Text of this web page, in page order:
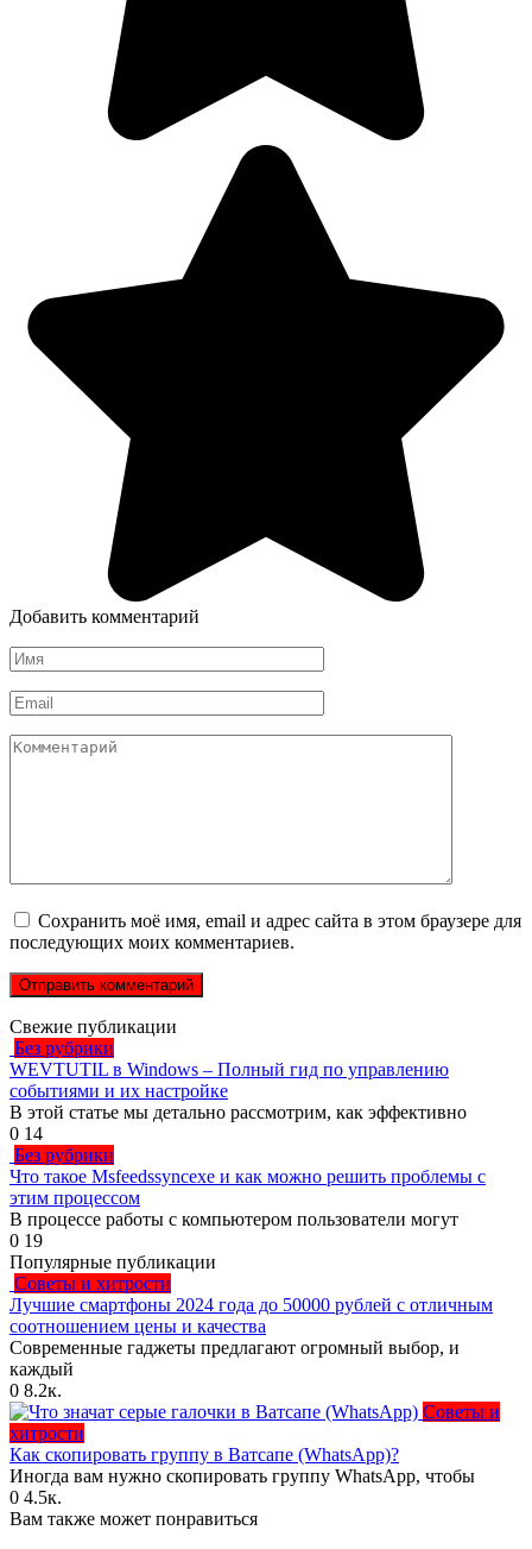
Добавить комментарий
Имя
*
Email
*
Комментарий
Сохранить моё имя, email и адрес сайта в этом браузере для
последующих моих комментариев.
Свежие публикации
Без рубрики
WEVTUTIL в Windows – Полный гид по управлению
событиями и их настройке
В этой статье мы детально рассмотрим, как эффективно
0 14
Без рубрики
Что такое Msfeedssyncexe и как можно решить проблемы с
этим процессом
В процессе работы с компьютером пользователи могут
0 19
Популярные публикации
Советы и хитрости
Лучшие смартфоны 2024 года до 50000 рублей с отличным
соотношением цены и качества
Современные гаджеты предлагают огромный выбор, и
каждый
0 8.2к.
Советы и
хитрости
Как скопировать группу в Ватсапе (WhatsApp)?
Иногда вам нужно скопировать группу WhatsApp, чтобы
0 4.5к.
Вам также может понравиться